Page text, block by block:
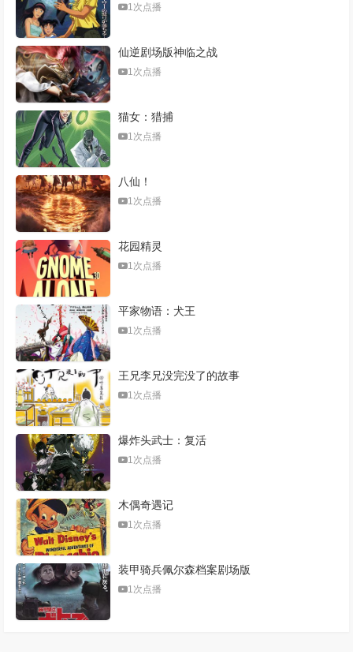
1次点播
仙逆剧场版神临之战
1次点播
猫女：猎捕
1次点播
八仙！
1次点播
花园精灵
1次点播
平家物语：犬王
1次点播
王兄李兄没完没了的故事
1次点播
爆炸头武士：复活
1次点播
木偶奇遇记
1次点播
装甲骑兵佩尔森档案剧场版
1次点播